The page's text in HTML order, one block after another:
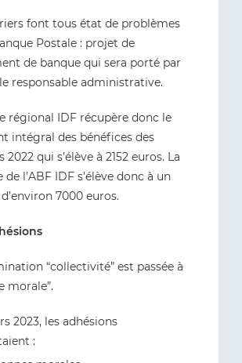
font tous état de problèmes
Postale : projet de
de banque qui sera porté par
responsable administrative.
régional IDF récupère donc le
intégral des bénéfices des
2022 qui s’élève à 2152 euros. La
l’ABF IDF s’élève donc à un
7000 euros.
“collectivité” est passée à
morale”.
2023, les adhésions
: